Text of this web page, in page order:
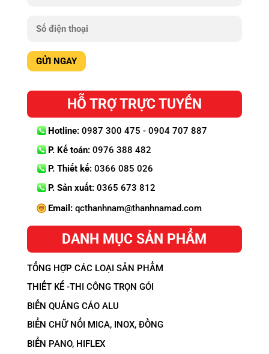
HỖ TRỢ TRỰC TUYẾN
Hotline:0987 300 475 - 0904 707 887
P. Kế toán:0976 388 482
P. Thiết kế:0366 085 026
P. Sản xuất:0365 673 812
Email:qcthanhnam@thanhnamad.com
DANH MỤC SẢN PHẨM
TỔNG HỢP CÁC LOẠI SẢN PHẨM
THIẾT KẾ -THI CÔNG TRỌN GÓI
BIỂN QUẢNG CÁO ALU
BIỂN CHỮ NỔI MICA, INOX, ĐỒNG
BIỂN PANO, HIFLEX